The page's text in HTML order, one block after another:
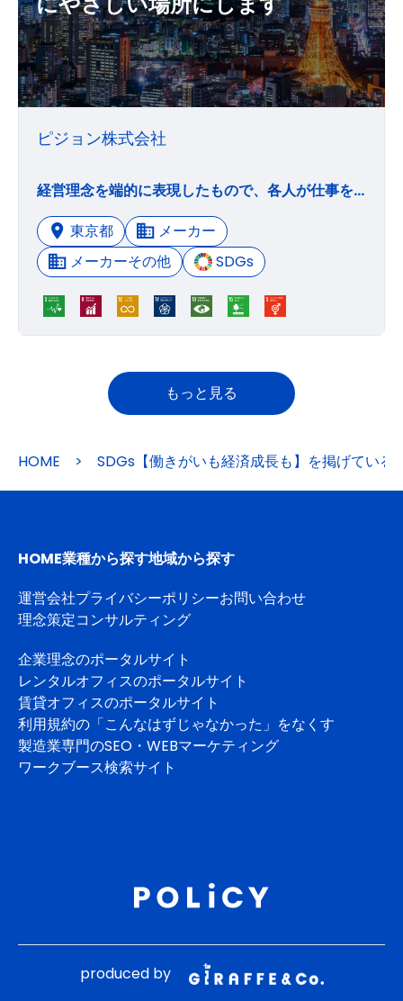
ピジョン株式会社
経営理念を端的に表現したもので、各人が仕事をする際にいつも大切にし、同時に振り返るためのもの 「愛を生むは愛のみ」
東京都
メーカー
メーカーその他
SDGs
もっと見る
HOME > SDGs【働きがいも経済成長も】を掲げている
HOME業種から探す地域から探す
運営会社プライバシーポリシーお問い合わせ
理念策定コンサルティング
企業理念のポータルサイト
レンタルオフィスのポータルサイト
賃貸オフィスのポータルサイト
利用規約の「こんなはずじゃなかった」をなくす
製造業専門のSEO・WEBマーケティング
ワークブース検索サイト
produced by